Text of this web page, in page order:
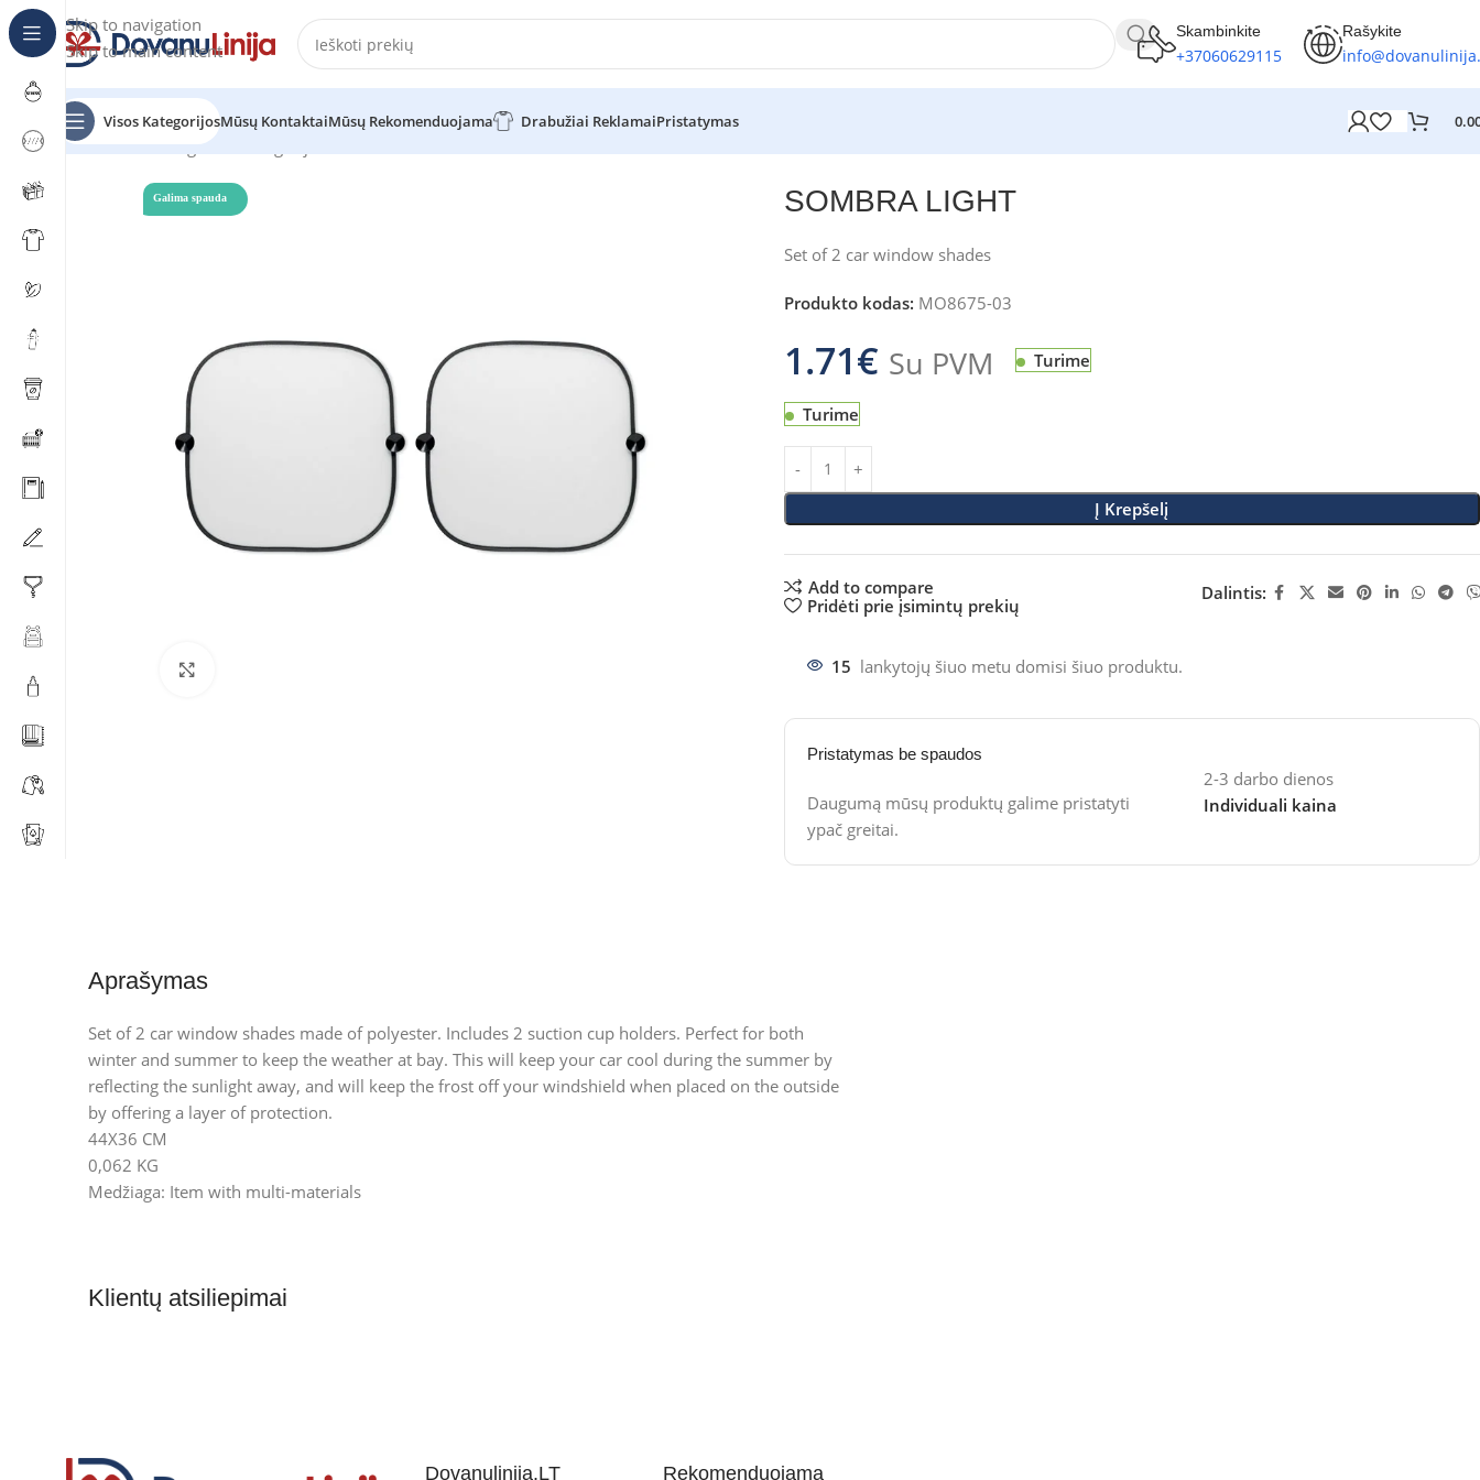
Skip to navigation
Skip to main content
Skambinkite
+37060629115
Rašykite
Visos KategorijosMūsų KontaktaiMūsų Rekomenduojama Drabužiai ReklamaiPristatymas
Pradžia Katalogas
Galima spauda SOMBRA LIGHT
Set of 2 car window shades
Produkto kodas: MO8675-03
1.71€ Su PVM Turime
Turime
Į Krepšelį
Add to compare
Pridėti prie įsimintų prekių
Dalintis:
15 lankytojų šiuo metu domisi šiuo produktu.
Pristatymas be spaudos
Daugumą mūsų produktų galime pristatyti
ypač greitai.
2-3 darbo dienos
Individuali kaina
Aprašymas
Set of 2 car window shades made of polyester. Includes 2 suction cup holders. Perfect for both
winter and summer to keep the weather at bay. This will keep your car cool during the summer by
reflecting the sunlight away, and will keep the frost off your windshield when placed on the outside
by offering a layer of protection.
44X36 CM
0,062 KG
Medžiaga: Item with multi-materials
Klientų atsiliepimai
Dovanulinija.LT Rekomenduojama